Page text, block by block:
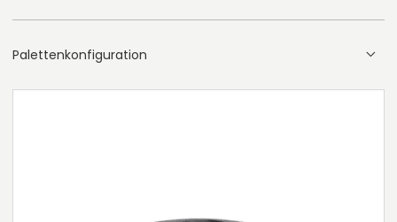
Palettenkonfiguration